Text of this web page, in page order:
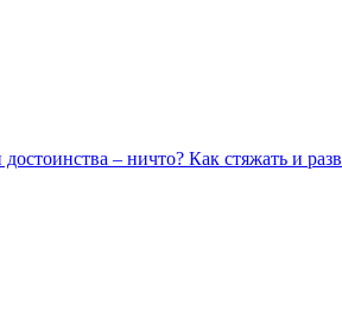
– ничто? Как стяжать и